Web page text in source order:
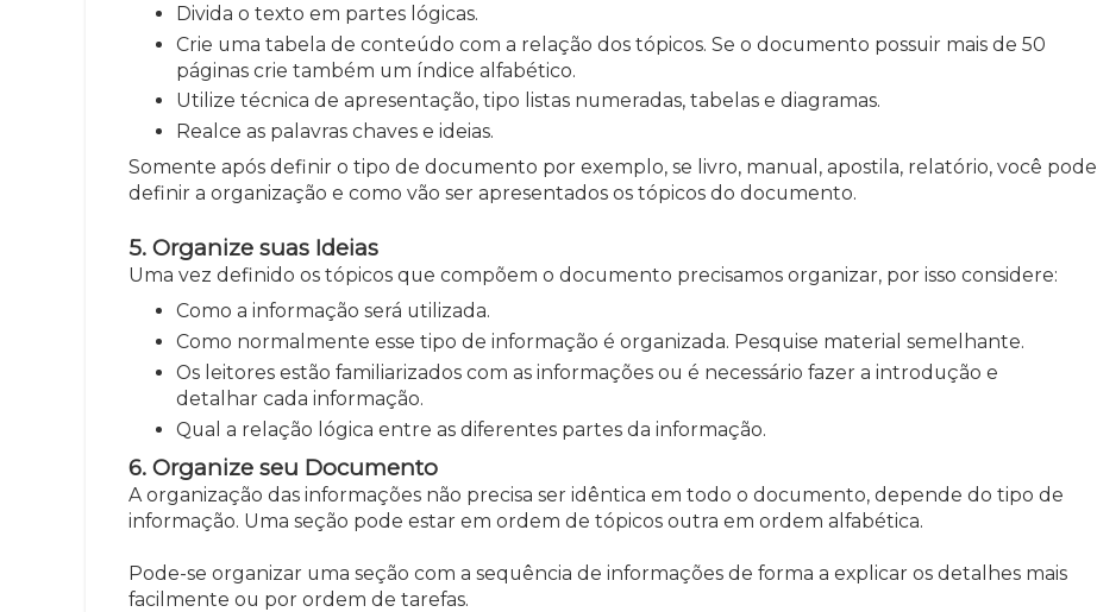
Divida o texto em partes lógicas.
Crie uma tabela de conteúdo com a relação dos tópicos. Se o documento possuir mais de 50
páginas crie também um índice alfabético.
Utilize técnica de apresentação, tipo listas numeradas, tabelas e diagramas.
Realce as palavras chaves e ideias.
Somente após definir o tipo de documento por exemplo, se livro, manual, apostila, relatório, você pode
definir a organização e como vão ser apresentados os tópicos do documento.
5. Organize suas Ideias
Uma vez definido os tópicos que compõem o documento precisamos organizar, por isso considere:
Como a informação será utilizada.
Como normalmente esse tipo de informação é organizada. Pesquise material semelhante.
Os leitores estão familiarizados com as informações ou é necessário fazer a introdução e
detalhar cada informação.
Qual a relação lógica entre as diferentes partes da informação.
6. Organize seu Documento
A organização das informações não precisa ser idêntica em todo o documento, depende do tipo de
informação. Uma seção pode estar em ordem de tópicos outra em ordem alfabética.
Pode-se organizar uma seção com a sequência de informações de forma a explicar os detalhes mais
facilmente ou por ordem de tarefas.